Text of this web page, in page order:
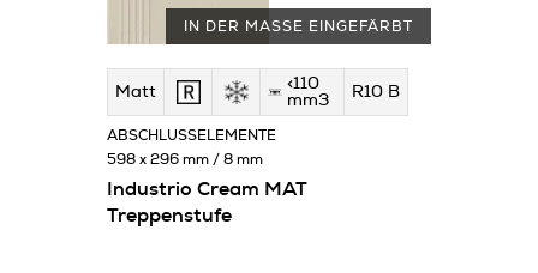
IN DER MASSE EINGEFÄRBT
Matt
<110
mm3
R10 B
Industrio Cream MAT
Treppenstufe
ABSCHLUSSELEMENTE
598 x 296 mm / 8 mm